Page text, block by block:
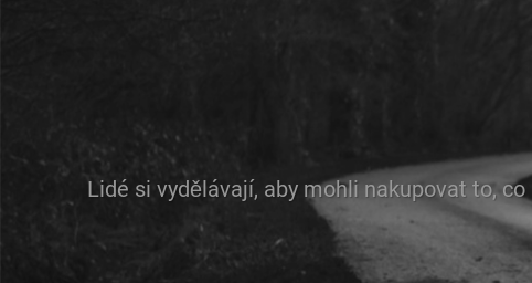
Lidé si vydělávají, aby mohli nakupovat to,